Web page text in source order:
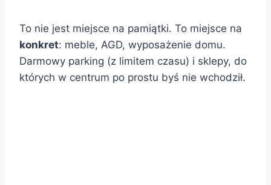
To nie jest miejsce na pamiątki. To miejsce na
konkret: meble, AGD, wyposażenie domu.
Darmowy parking (z limitem czasu) i sklepy, do
których w centrum po prostu byś nie wchodził.